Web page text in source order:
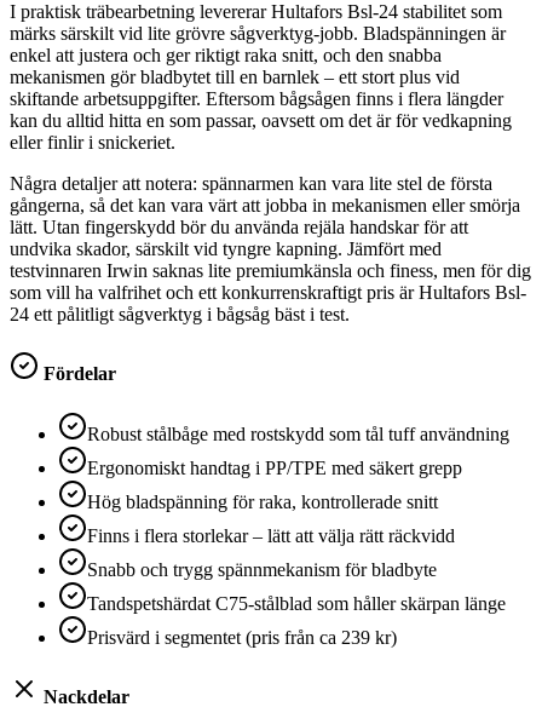
I praktisk träbearbetning levererar Hultafors Bsl-24 stabilitet som
märks särskilt vid lite grövre sågverktyg-jobb. Bladspänningen är
enkel att justera och ger riktigt raka snitt, och den snabba
mekanismen gör bladbytet till en barnlek – ett stort plus vid
skiftande arbetsuppgifter. Eftersom bågsågen finns i flera längder
kan du alltid hitta en som passar, oavsett om det är för vedkapning
eller finlir i snickeriet.
Några detaljer att notera: spännarmen kan vara lite stel de första
gångerna, så det kan vara värt att jobba in mekanismen eller smörja
lätt. Utan fingerskydd bör du använda rejäla handskar för att
undvika skador, särskilt vid tyngre kapning. Jämfört med
testvinnaren Irwin saknas lite premiumkänsla och finess, men för dig
som vill ha valfrihet och ett konkurrenskraftigt pris är Hultafors Bsl-
24 ett pålitligt sågverktyg i bågsåg bäst i test.
Fördelar
Robust stålbåge med rostskydd som tål tuff användning
Ergonomiskt handtag i PP/TPE med säkert grepp
Hög bladspänning för raka, kontrollerade snitt
Finns i flera storlekar – lätt att välja rätt räckvidd
Snabb och trygg spännmekanism för bladbyte
Tandspetshärdat C75-stålblad som håller skärpan länge
Prisvärd i segmentet (pris från ca 239 kr)
Nackdelar